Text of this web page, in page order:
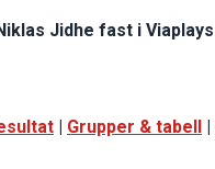
Jidhe fast i
Grupper & tabell